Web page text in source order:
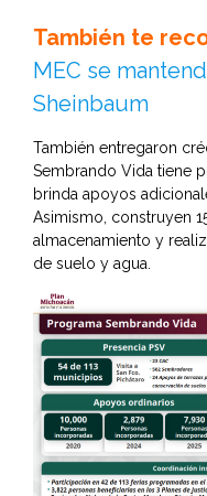
También te
MEC se
Sheinbaum
También entregaron
Sembrando Vida tiene
brinda apoyos
Asimismo, construyen
almacenamiento y
de suelo y agua.